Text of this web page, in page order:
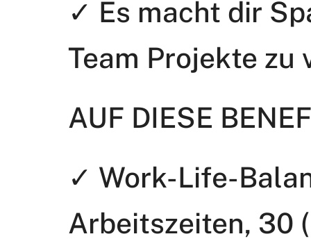
✓ Es macht dir
Team Projekte
AUF DIESE
✓ Work-Life-
Arbeitszeiten, 30